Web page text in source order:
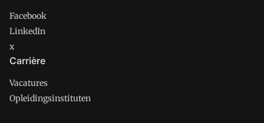
Facebook
LinkedIn
x
Carrière
Vacatures
Opleidingsinstituten